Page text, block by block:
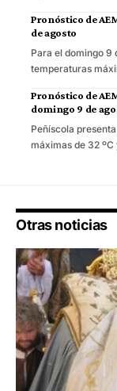
Pronóstico de
de agosto
Para el domingo 9
temperaturas
Pronóstico de
domingo 9 de
Peñíscola
máximas de 32
Otras noticias